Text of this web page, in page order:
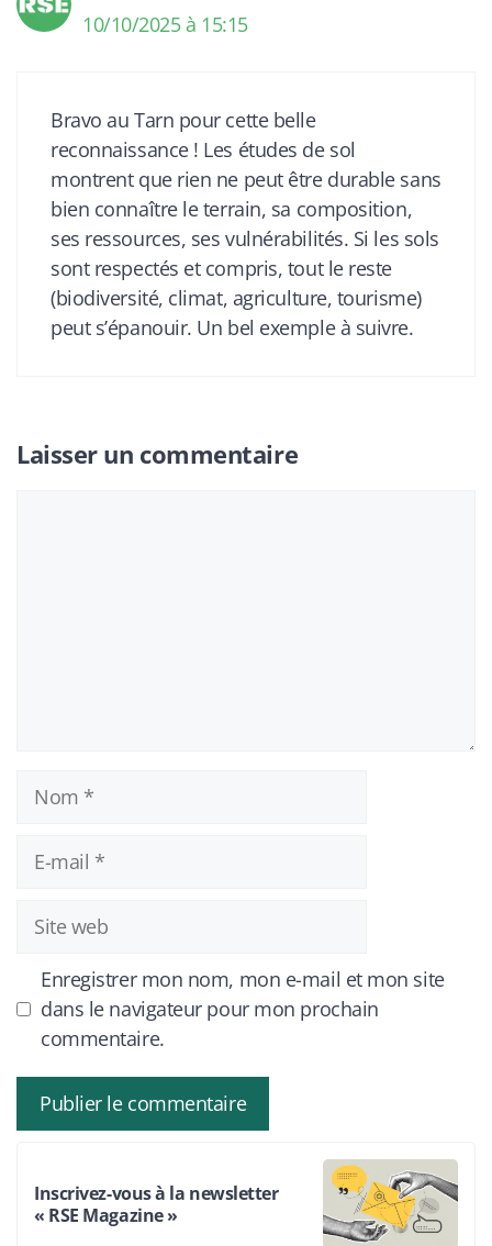
10/10/2025 à 15:15
Bravo au Tarn pour cette belle
reconnaissance ! Les études de sol
montrent que rien ne peut être durable sans
bien connaître le terrain, sa composition,
ses ressources, ses vulnérabilités. Si les sols
sont respectés et compris, tout le reste
(biodiversité, climat, agriculture, tourisme)
peut s’épanouir. Un bel exemple à suivre.
Laisser un commentaire
Nom
mail
Site
web
Enregistrer mon nom, mon e-mail et mon site
dans le navigateur pour mon prochain
commentaire.
Inscrivez-vous à la newsletter
« RSE Magazine »